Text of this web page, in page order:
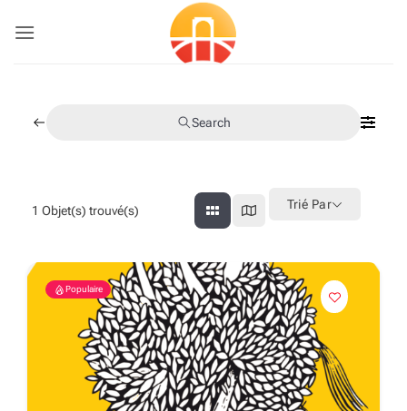
Search
1 Objet(s) trouvé(s) Trié Par
Populaire